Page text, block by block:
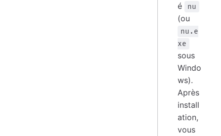
é
nu
(ou
nu.e
xe
sous
Windo
ws).
Après
install
ation,
vous